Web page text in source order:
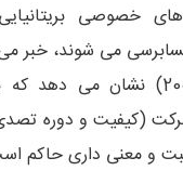
خصوصی
می شوند، خبر
مانسی (2004) نشان می
(کیفیت و دوره تصدی)
و معنی داری حاکم